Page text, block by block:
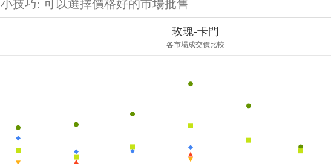
小技巧: 可以選擇價格好的市場批售
玫瑰-卡門
各市場成交價比較